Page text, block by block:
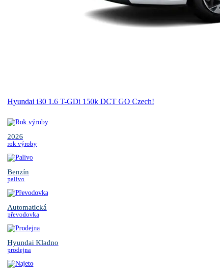
Hyundai i30 1.6 T-GDi 150k DCT GO Czech!
2026
rok výroby
Benzín
palivo
Automatická
převodovka
Hyundai Kladno
prodejna